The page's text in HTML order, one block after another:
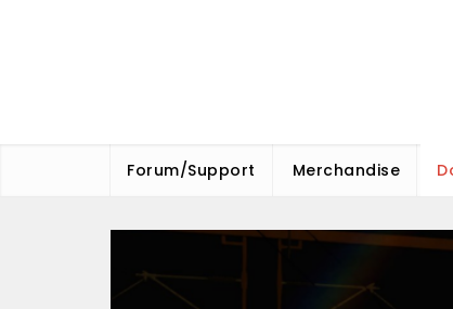
Forum/Support Merchandise